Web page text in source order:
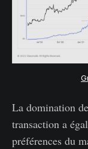
La domination
transaction a
préférences du